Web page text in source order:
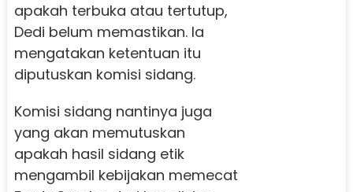
apakah terbuka atau tertutup,
Dedi belum memastikan. Ia
mengatakan ketentuan itu
diputuskan komisi sidang.
Komisi sidang nantinya juga
yang akan memutuskan
apakah hasil sidang etik
mengambil kebijakan memecat